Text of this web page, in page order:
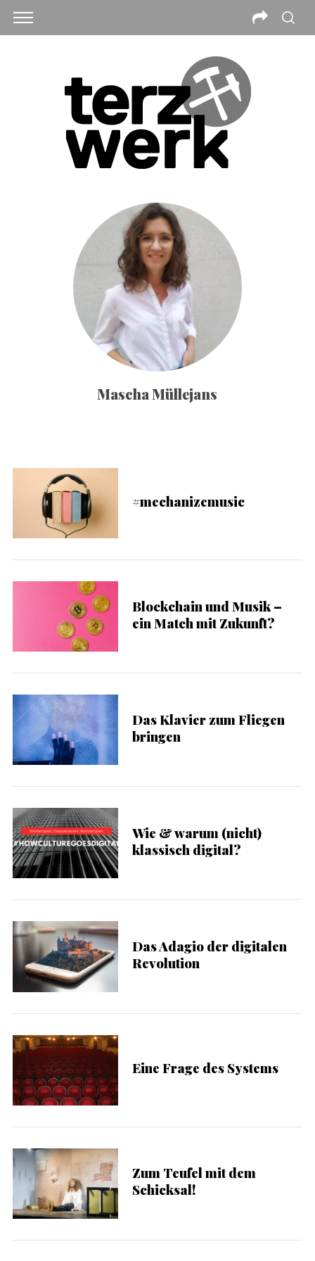
Mascha Müllejans
#mechanizemusic
Blockchain und Musik –
ein Match mit Zukunft?
Das Klavier zum Fliegen
bringen
Wie & warum (nicht)
klassisch digital?
Das Adagio der digitalen
Revolution
Eine Frage des Systems
Zum Teufel mit dem
Schicksal!
S